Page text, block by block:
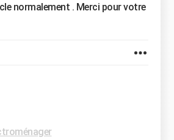
normalement . Merci pour votre